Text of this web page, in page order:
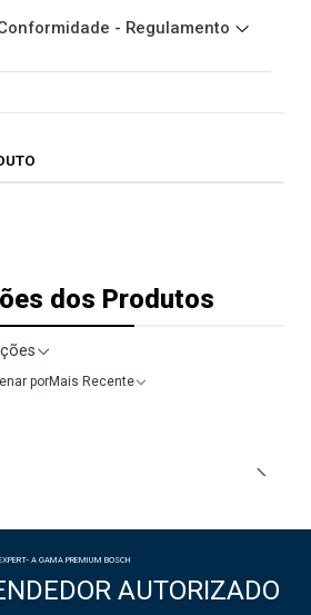
- Regulamento
dos Produtos
porMais Recente
A GAMA PREMIUM BOSCH
AUTORIZADO